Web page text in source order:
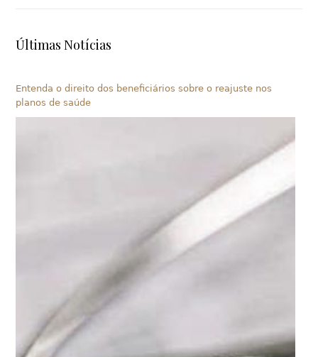
Últimas Notícias
Entenda o direito dos beneficiários sobre o reajuste nos
planos de saúde